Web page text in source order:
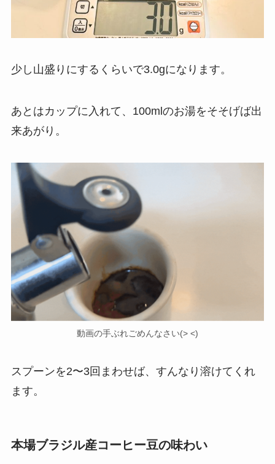
少し山盛りにするくらいで3.0gになります。
あとはカップに入れて、100mlのお湯をそそげば出
来あがり。
動画の手ぶれごめんなさい(> <)
スプーンを2〜3回まわせば、すんなり溶けてくれ
ます。
本場ブラジル産コーヒー豆の味わい